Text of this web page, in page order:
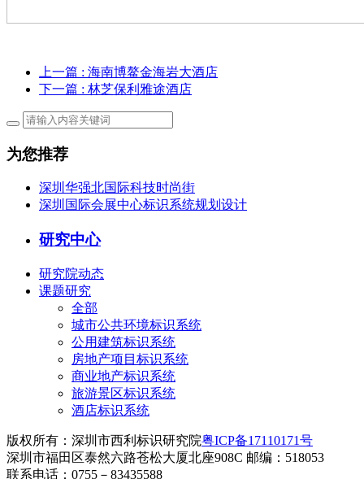
上一篇 : 海南博鳌金海岩大酒店
下一篇 : 林芝保利雅途酒店
为您推荐
深圳华强北国际科技时尚街
深圳国际会展中心标识系统规划设计
研究中心
研究院动态
课题研究
全部
城市公共环境标识系统
公用建筑标识系统
房地产项目标识系统
商业地产标识系统
旅游景区标识系统
酒店标识系统
版权所有：深圳市西利标识研究院粤ICP备17110171号
深圳市福田区泰然六路苍松大厦北座908C 邮编：518053
联系电话：0755－83435588